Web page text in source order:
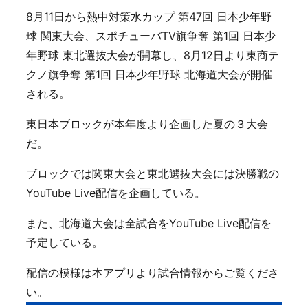
8月11日から熱中対策水カップ 第47回 日本少年野
球 関東大会、スポチューバTV旗争奪 第1回 日本少
年野球 東北選抜大会が開幕し、8月12日より東商テ
クノ旗争奪 第1回 日本少年野球 北海道大会が開催
される。
東日本ブロックが本年度より企画した夏の３大会
だ。
ブロックでは関東大会と東北選抜大会には決勝戦の
YouTube Live配信を企画している。
また、北海道大会は全試合をYouTube Live配信を
予定している。
配信の模様は本アプリより試合情報からご覧くださ
い。